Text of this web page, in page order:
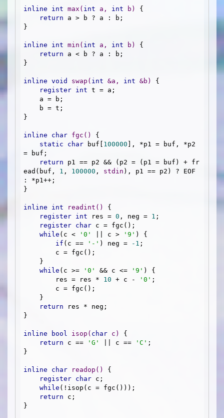
inline int max ( int a, int b)
{
return a > b ? a : b;
}
inline int min ( int a, int b)
{
return a < b ? a : b;
}
inline void swap ( int &a, int &b)
{
register int t = a;
}
inline char fgc ()
{
static
char buf[ 100000 ], *p1 = buf, *p2
= buf;
return p1 == p2 && (p2 = (p1 = buf) + fr
ead(buf, 1 , 100000 , stdin ), p1 == p2) ? EOF
: *p1++;
}
inline int readint ()
{
register int res = 0 , neg = 1 ;
register char c = fgc();
while (c < '0' || c > '9' ) {
if (c == '-' ) neg = -1 ;
while (c >= '0' && c <= '9' ) {
        res = res *
10 + c - '0' ;
return res * neg;
}
inline bool isop ( char c)
{
return c == 'G' || c == 'C' ;
}
inline char readop ()
{
register char c;
while (!isop(c = fgc()));
return c;
}